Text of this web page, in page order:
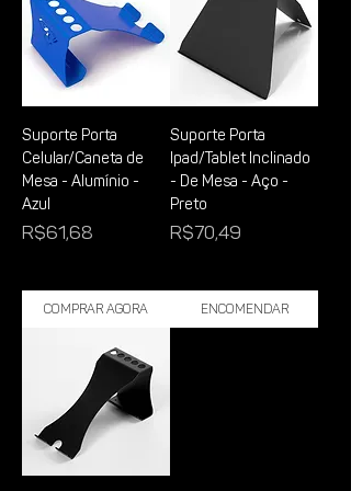
Suporte Porta
Celular/Caneta de
Mesa - Alumínio -
Azul
Price
R$61,68
Comprar Agora
Suporte Porta
Ipad/Tablet Inclinado
- De Mesa - Aço -
Preto
Price
R$70,49
Encomendar